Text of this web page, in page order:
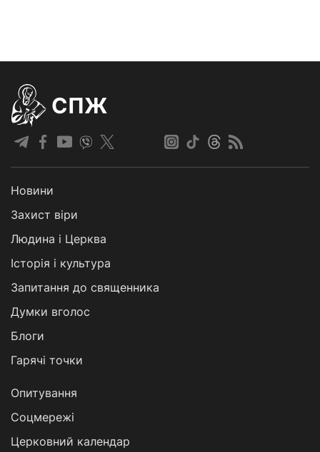
СПЖ
Новини
Захист віри
Людина і Церква
Історія і культура
Запитання до священника
Думки вголос
Блоги
Гарячі точки
Опитування
Соцмережі
Церковний календар